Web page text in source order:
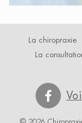
La chiropraxie
La
© 2026